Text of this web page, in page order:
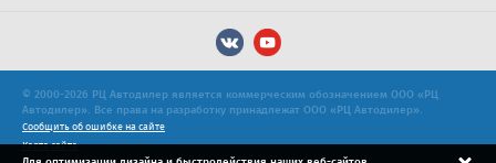
© 2000-2026 РЦ Автодилер является коммерческим обозначением ООО «РЦ
Автодилер». Все права на разработку принадлежат ООО «РЦ Автодилер».
Сообщить об ошибке на сайте
Карта сайта